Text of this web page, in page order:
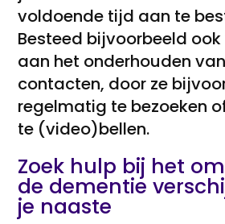
voldoende tijd aan te
Besteed bijvoorbeeld
aan het onderhouden
contacten, door ze
regelmatig te bezoeken
te (video)bellen.
Zoek hulp bij het
de dementie
je naaste